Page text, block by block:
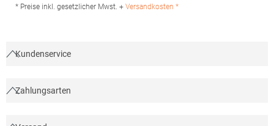
* Preise inkl. gesetzlicher Mwst. + Versandkosten *
Kundenservice
Zahlungsarten